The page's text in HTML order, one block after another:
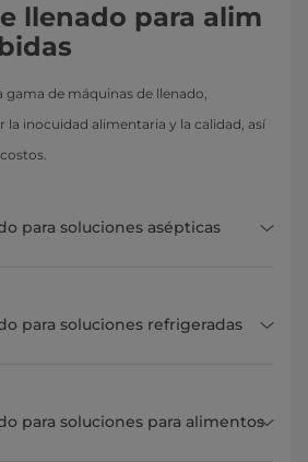
llenado para alim
gama de máquinas de llenado,
la inocuidad alimentaria y la calidad, así
para soluciones asépticas
para soluciones refrigeradas
para soluciones para alimentos